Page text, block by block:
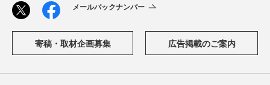
メールバックナンバー
寄稿・取材企画募集 広告掲載のご案内